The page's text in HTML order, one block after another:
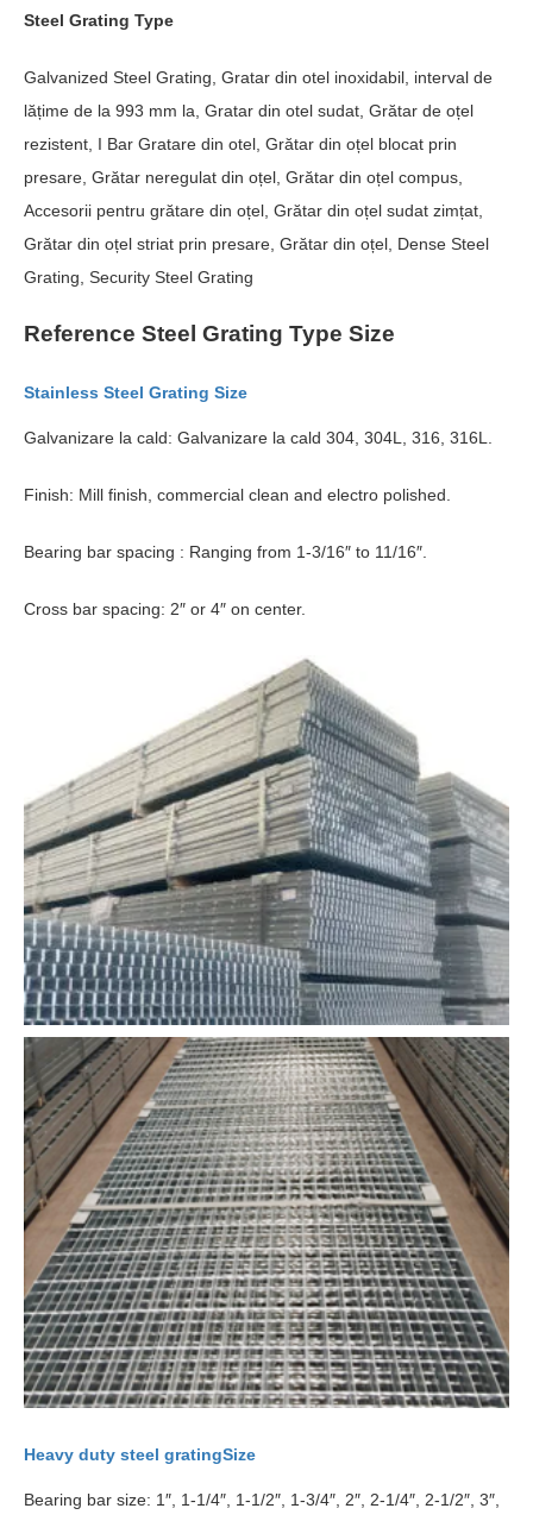
Steel Grating Type
Galvanized Steel Grating , Gratar din otel inoxidabil, interval de
lățime de la 993 mm la, Gratar din otel sudat, Grătar de oțel
rezistent, I Bar Gratare din otel, Grătar din oțel blocat prin
presare, Grătar neregulat din oțel, Grătar din oțel compus,
Accesorii pentru grătare din oțel, Grătar din oțel sudat zimțat,
Grătar din oțel striat prin presare, Grătar din oțel, Dense Steel
Grating Security Steel Grating
Reference Steel Grating Type Size
Stainless Steel Grating Size
Galvanizare la cald: Galvanizare la cald 304, 304L , 316, 316L
Finish: Mill finish commercial clean and electro polished
Bearing bar spacing : Ranging from 1-3/16″ to 11/16″
Cross bar spacing: 2″ or 4″ on center.
Heavy duty steel gratingSize
Bearing bar size: 1″ , 1-1/4″ , 1-1/2″ , 1-3/4″ , 2″ , 2-1/4″ , 2-1/2″ , 3″